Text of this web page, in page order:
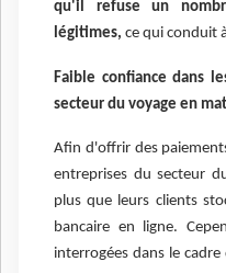
qu'il refuse un
légitimes, ce qui conduit
Faible confiance dans
secteur du voyage en
Afin d'offrir des
entreprises du secteur
plus que leurs clients
bancaire en ligne.
interrogées dans le